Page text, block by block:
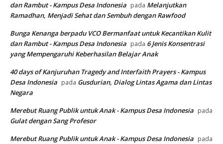
dan Rambut - Kampus Desa Indonesia pada Melanjutkan
Ramadhan, Menjadi Sehat dan Sembuh dengan Rawfood
Bunga Kenanga berpadu VCO Bermanfaat untuk Kecantikan Kulit
dan Rambut - Kampus Desa Indonesia pada 6 Jenis Konsentrasi
yang Mempengaruhi Keberhasilan Belajar Anak
40 days of Kanjuruhan Tragedy and Interfaith Prayers - Kampus
Desa Indonesia pada Gusdurian, Dialog Lintas Agama dan Lintas
Negara
Merebut Ruang Publik untuk Anak - Kampus Desa Indonesia pada
Gulat dengan Sang Profesor
Merebut Ruang Publik untuk Anak - Kampus Desa Indonesia pada